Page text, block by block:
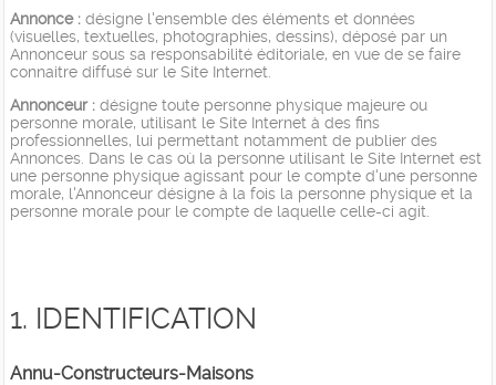
Annonce : désigne l'ensemble des éléments et données
(visuelles, textuelles, photographies, dessins), déposé par un
Annonceur sous sa responsabilité éditoriale, en vue de se faire
connaitre diffusé sur le Site Internet.
Annonceur : désigne toute personne physique majeure ou
personne morale, utilisant le Site Internet à des fins
professionnelles, lui permettant notamment de publier des
Annonces. Dans le cas où la personne utilisant le Site Internet est
une personne physique agissant pour le compte d'une personne
morale, l'Annonceur désigne à la fois la personne physique et la
personne morale pour le compte de laquelle celle-ci agit.
1. IDENTIFICATION
Annu-Constructeurs-Maisons